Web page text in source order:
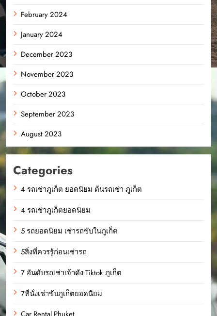
February 2024
January 2024
December 2023
November 2023
October 2023
September 2023
August 2023
Categories
4 รถเช่าภูเก็ต ยอดนิยม ต้นรถเช่า ภูเก็ต
4 รถเช่าภูเก็ตยอดนิยม
5 รถยอดนิยม เช่ารถขับในภูเก็ต
5สิ่งที่ควรรู้ก่อนเช่ารถ
7 อันดับรถเช่าเจ้าดัง Tiktok ภูเก็ต
7ที่นั่งเช่าขับภูเก็ตยอดนิยม